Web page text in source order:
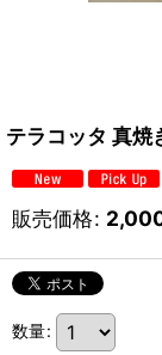
テラコッタ 真焼
販売価格:
数量: